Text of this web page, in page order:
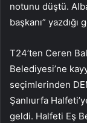
notunu düştü.
başkanı” yazdığı
T24’ten Ceren
Belediyesi’ne
seçimlerinden
Şanlıurfa
geldi. Halfeti Eş